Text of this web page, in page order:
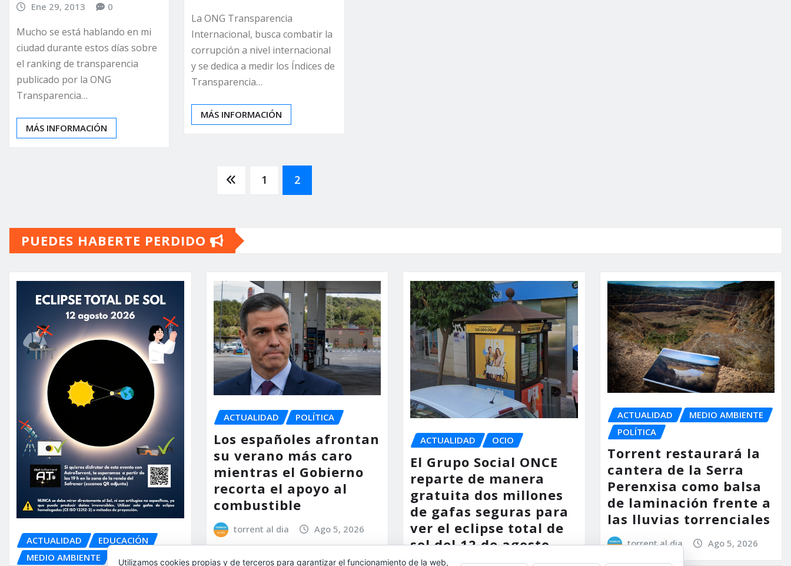
Ene 29, 2013
0
Mucho se está hablando en mi
ciudad durante estos días sobre
el ranking de transparencia
publicado por la ONG
Transparencia…
MÁS INFORMACIÓN
La ONG Transparencia
Internacional, busca combatir la
corrupción a nivel internacional
y se dedica a medir los Índices de
Transparencia…
MÁS INFORMACIÓN
entradas
1 2
PUEDES HABERTE PERDIDO
ACTUALIDAD
EDUCACIÓN
MEDIO AMBIENTE
OCIO
ACTUALIDAD POLÍTICA
Los españoles afrontan
su verano más caro
mientras el Gobierno
recorta el apoyo al
combustible
torrent al dia Ago 5, 2026
ACTUALIDAD OCIO
El Grupo Social ONCE
reparte de manera
gratuita dos millones
de gafas seguras para
ver el eclipse total de
sol del 12 de agosto
ACTUALIDAD
MEDIO AMBIENTE
POLÍTICA
Torrent restaurará la
cantera de la Serra
Perenxisa como balsa
de laminación frente a
las lluvias torrenciales
torrent al dia Ago 5, 2026
Utilizamos cookies propias y de terceros para garantizar el funcionamiento de la web,